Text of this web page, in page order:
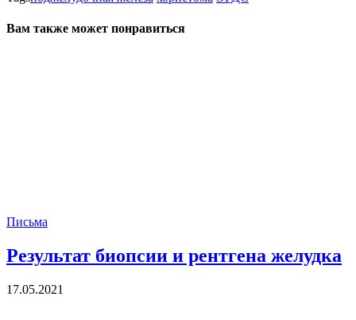
Вам также может понравиться
Письма
Результат биопсии и рентгена желудка
17.05.2021